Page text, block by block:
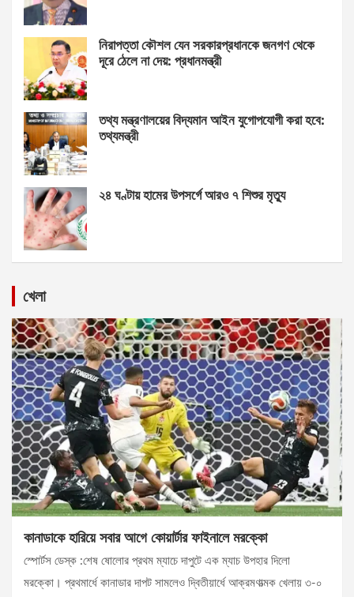
নিরাপত্তা কৌশল যেন সরকারপ্রধানকে জনগণ থেকে
দূরে ঠেলে না দেয়: প্রধানমন্ত্রী
তথ্য মন্ত্রণালয়ের বিদ্যমান আইন যুগোপযোগী করা হবে:
তথ্যমন্ত্রী
২৪ ঘণ্টায় হামের উপসর্গে আরও ৭ শিশুর মৃত্যু
খেলা
কানাডাকে হারিয়ে সবার আগে কোয়ার্টার ফাইনালে মরক্কো
স্পোর্টস ডেস্ক :শেষ ষোলোর প্রথম ম্যাচে দাপুটে এক ম্যাচ উপহার দিলো
মরক্কো। প্রথমার্ধে কানাডার দাপট সামলেও দ্বিতীয়ার্ধে আক্রমণাত্মক খেলায় ৩-০